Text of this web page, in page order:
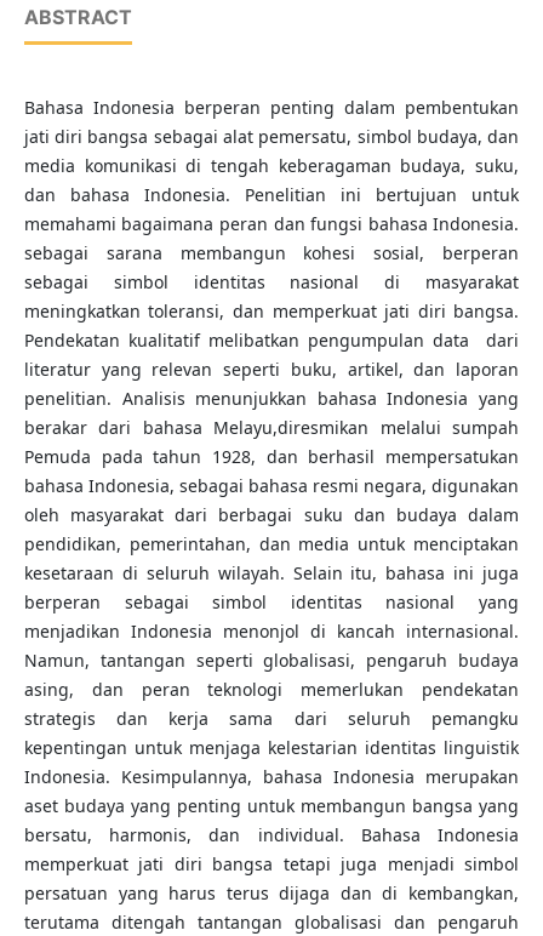
ABSTRACT
Bahasa Indonesia berperan penting dalam pembentukan
jati diri bangsa sebagai alat pemersatu, simbol budaya, dan
media komunikasi di tengah keberagaman budaya, suku,
dan bahasa Indonesia. Penelitian ini bertujuan untuk
memahami bagaimana peran dan fungsi bahasa Indonesia.
sebagai sarana membangun kohesi sosial, berperan
sebagai simbol identitas nasional di masyarakat
meningkatkan toleransi, dan memperkuat jati diri bangsa.
Pendekatan kualitatif melibatkan pengumpulan data dari
literatur yang relevan seperti buku, artikel, dan laporan
penelitian. Analisis menunjukkan bahasa Indonesia yang
berakar dari bahasa Melayu,diresmikan melalui sumpah
Pemuda pada tahun 1928, dan berhasil mempersatukan
bahasa Indonesia, sebagai bahasa resmi negara, digunakan
oleh masyarakat dari berbagai suku dan budaya dalam
pendidikan, pemerintahan, dan media untuk menciptakan
kesetaraan di seluruh wilayah. Selain itu, bahasa ini juga
berperan sebagai simbol identitas nasional yang
menjadikan Indonesia menonjol di kancah internasional.
Namun, tantangan seperti globalisasi, pengaruh budaya
asing, dan peran teknologi memerlukan pendekatan
strategis dan kerja sama dari seluruh pemangku
kepentingan untuk menjaga kelestarian identitas linguistik
Indonesia. Kesimpulannya, bahasa Indonesia merupakan
aset budaya yang penting untuk membangun bangsa yang
bersatu, harmonis, dan individual. Bahasa Indonesia
memperkuat jati diri bangsa tetapi juga menjadi simbol
persatuan yang harus terus dijaga dan di kembangkan,
terutama ditengah tantangan globalisasi dan pengaruh